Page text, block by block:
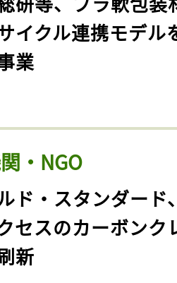
イクル連携モデル
業
・NGO
ド・スタンダード
セスのカーボンク
新